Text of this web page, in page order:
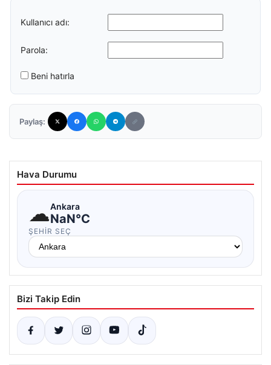
Kullanıcı adı:
Parola:
Beni hatırla
Paylaş:
Hava Durumu
☁Ankara
NaN°C
ŞEHIR SEÇ
Bizi Takip Edin